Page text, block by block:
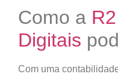
Como a
Digitais
Com uma